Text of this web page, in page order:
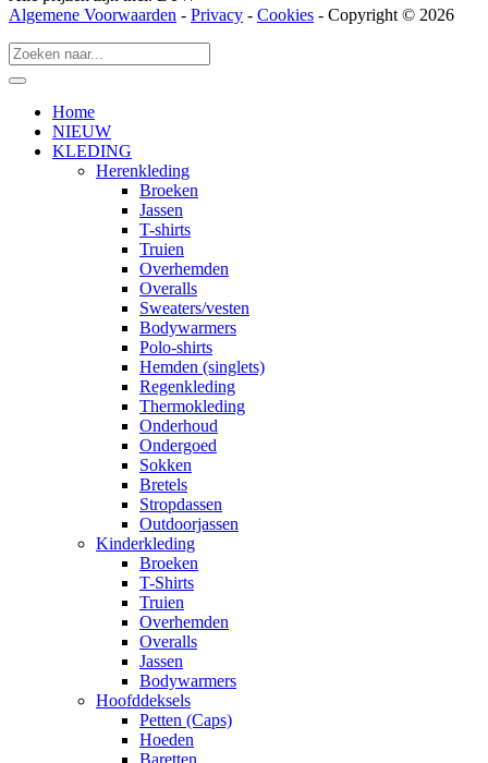
Algemene Voorwaarden - Privacy - Cookies - Copyright © 2026
Home
NIEUW
KLEDING
Herenkleding
Broeken
Jassen
T-shirts
Truien
Overhemden
Overalls
Sweaters/vesten
Bodywarmers
Polo-shirts
Hemden (singlets)
Regenkleding
Thermokleding
Onderhoud
Ondergoed
Sokken
Bretels
Stropdassen
Outdoorjassen
Kinderkleding
Broeken
T-Shirts
Truien
Overhemden
Overalls
Jassen
Bodywarmers
Hoofddeksels
Petten (Caps)
Hoeden
Baretten